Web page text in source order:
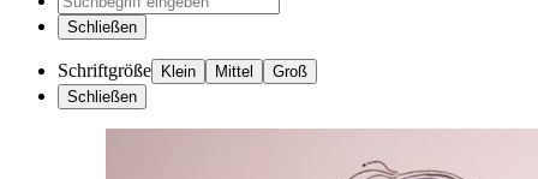
Schließen
Schriftgröße Klein Mittel
Groß
Schließen